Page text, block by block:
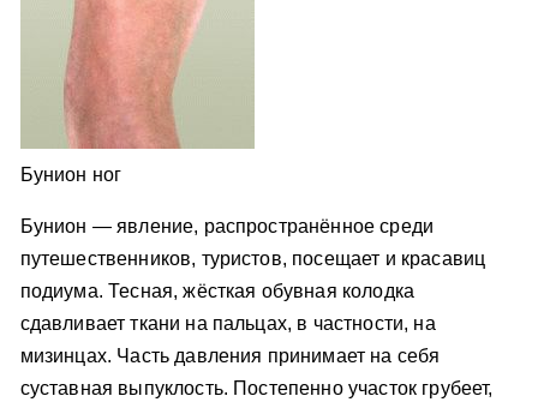
Бунион ног
Бунион — явление, распространённое среди
путешественников, туристов, посещает и красавиц
подиума. Тесная, жёсткая обувная колодка
сдавливает ткани на пальцах, в частности, на
мизинцах. Часть давления принимает на себя
суставная выпуклость. Постепенно участок грубеет,